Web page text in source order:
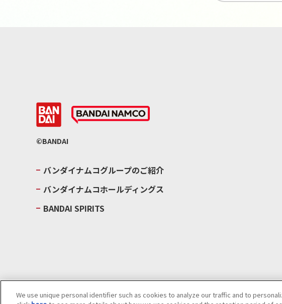
©BANDAI
バンダイナムコグループのご紹介
バンダイナムコホールディングス
BANDAI SPIRITS
We use unique personal identifier such as cookies to analyze our traffic and to